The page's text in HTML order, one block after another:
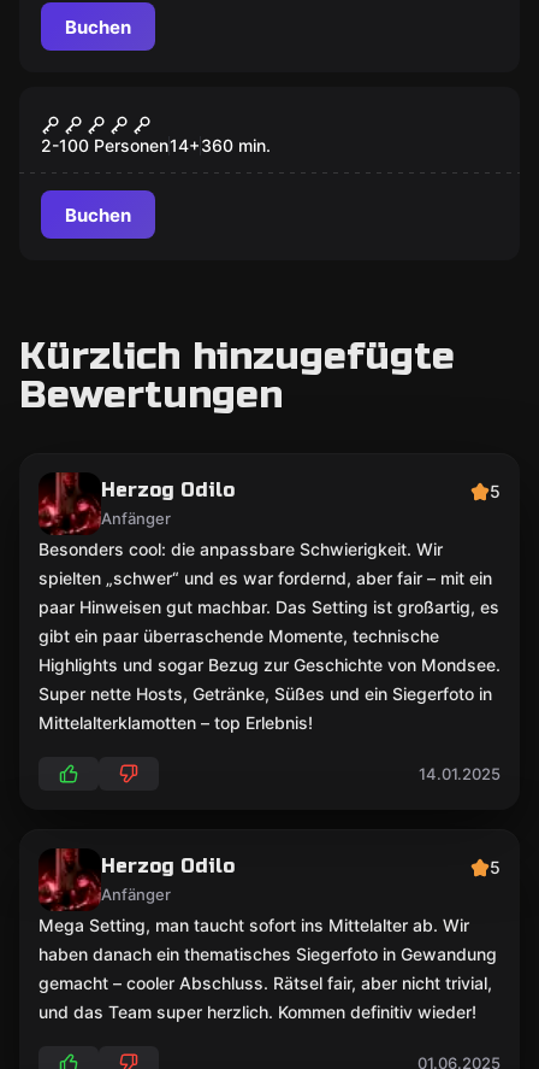
Buchen
DRACHEN MYSTERY
2-100 Personen14+360 min.
Buchen
Kürzlich hinzugefügte
Bewertungen
Herzog Odilo
Anfänger
5
Besonders cool: die anpassbare Schwierigkeit. Wir
spielten „schwer“ und es war fordernd, aber fair – mit ein
paar Hinweisen gut machbar. Das Setting ist großartig, es
gibt ein paar überraschende Momente, technische
Highlights und sogar Bezug zur Geschichte von Mondsee.
Super nette Hosts, Getränke, Süßes und ein Siegerfoto in
Mittelalterklamotten – top Erlebnis!
14.01.2025
Herzog Odilo
Anfänger
5
Mega Setting, man taucht sofort ins Mittelalter ab. Wir
haben danach ein thematisches Siegerfoto in Gewandung
gemacht – cooler Abschluss. Rätsel fair, aber nicht trivial,
und das Team super herzlich. Kommen definitiv wieder!
01.06.2025